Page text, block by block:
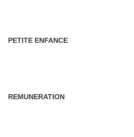
PETITE ENFANCE
REMUNERATION